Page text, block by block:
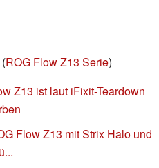
ROG Flow Z13 Serie)
Z13 ist laut iFixit-Teardown
Flow Z13 mit Strix Halo und